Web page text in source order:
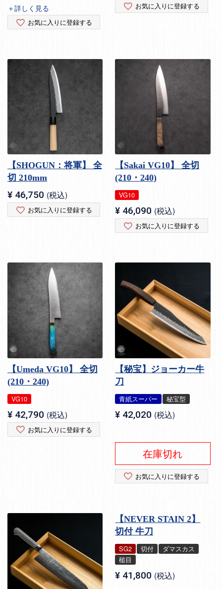
＋詳しく見る
お気に入りに登録する
お気に入りに登録する
【SHOGUN：将軍】 全
切 210mm
¥ 46,750 税込
お気に入りに登録する
【Sakai VG10】 全切
(210・240)
VG10
¥ 46,090 税込
お気に入りに登録する
【Umeda VG10】 全切
(210・240)
VG10
¥ 42,790 税込
お気に入りに登録する
【秘宝】ジョーカー牛
刀
青紙スーパー 秘宝型
¥ 42,020 税込
在庫切れ
お気に入りに登録する
【NEVER STAIN 2】
切付 牛刀
SG2 切付
ダマスカス
槌目
¥ 41,800 税込